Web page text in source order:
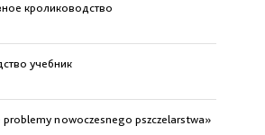
кролиководство
учебник
problemy nowoczesnego pszczelarstwa»